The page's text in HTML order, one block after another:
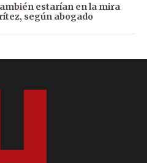
estarían en la mira
según abogado